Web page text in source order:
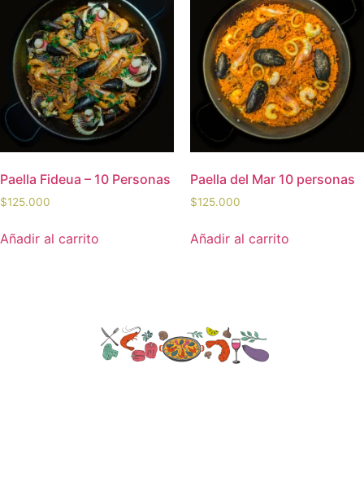
Paella Fideua – 10 Personas
$125.000
Añadir al carrito
Paella del Mar 10 personas
$125.000
Añadir al carrito